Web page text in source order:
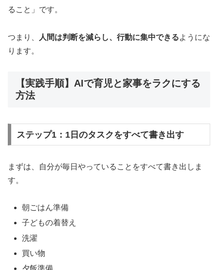
ること」です。
つまり、 人間は判断を減らし、行動に集中できるようにな
ります。
【実践手順】AIで育児と家事をラクにする
方法
ステップ1：1日のタスクをすべて書き出す
まずは、自分が毎日やっていることをすべて書き出しま
す。
朝ごはん準備
子どもの着替え
洗濯
買い物
夕飯準備